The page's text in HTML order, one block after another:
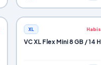
XL Habis
VC XL Flex Mini 8 GB / 14 H